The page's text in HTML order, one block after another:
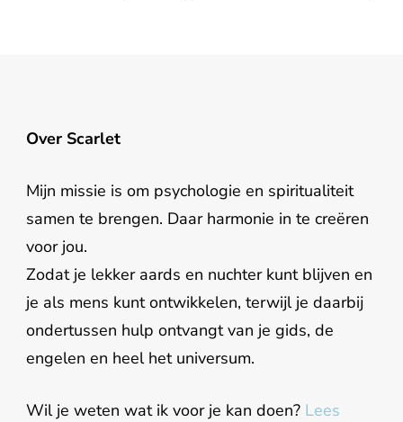
Over Scarlet
Mijn missie is om psychologie en spiritualiteit
samen te brengen. Daar harmonie in te creëren
voor jou.
Zodat je lekker aards en nuchter kunt blijven en
je als mens kunt ontwikkelen, terwijl je daarbij
ondertussen hulp ontvangt van je gids, de
engelen en heel het universum.
Wil je weten wat ik voor je kan doen? Lees